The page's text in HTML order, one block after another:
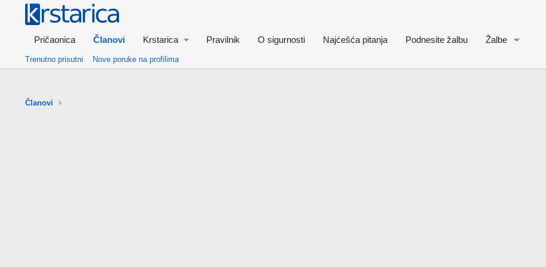
Pričaonica Članovi Krstarica Pravilnik O sigurnosti Najćešća pitanja Podnesite žalbu Žalbe
Trenutno prisutni Nove poruke na profilima
Članovi